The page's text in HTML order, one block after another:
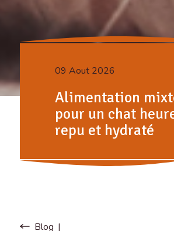
09 Aout 2026
Alimentation
pour un chat
repu et hydraté
Blog